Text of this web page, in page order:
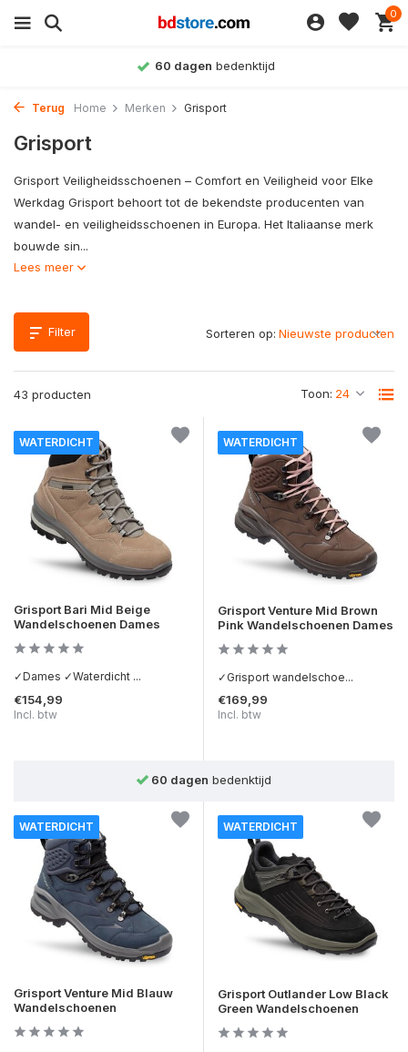
0
Achteraf betalen
Terug Home Merken Grisport
Grisport
Grisport Veiligheidsschoenen – Comfort en Veiligheid voor Elke
Werkdag Grisport behoort tot de bekendste producenten van
wandel- en veiligheidsschoenen in Europa. Het Italiaanse merk
bouwde sin...
Lees meer
Filter
43 producten Toon:
Sorteren op:
WATERDICHT
Grisport Bari Mid Beige
Wandelschoenen Dames
✓Dames ✓Waterdicht ...
€154,99
Incl. btw
WATERDICHT
Grisport Venture Mid Brown
Pink Wandelschoenen Dames
✓Grisport wandelschoe...
€169,99
Incl. btw
Achteraf betalenmogelijk
WATERDICHT
Grisport Venture Mid Blauw
Wandelschoenen
WATERDICHT
Grisport Outlander Low Black
Green Wandelschoenen